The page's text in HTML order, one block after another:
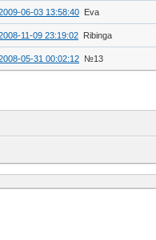
06-03 13:58:40 Eva
11-09 23:19:02 Ribinga
05-31 00:02:12 №13